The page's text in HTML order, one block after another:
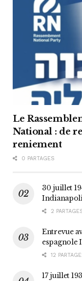
Le
National : de
reniement
0 PARTAGES
30 juillet
2
Entrevue
espagnole
12
17 juillet